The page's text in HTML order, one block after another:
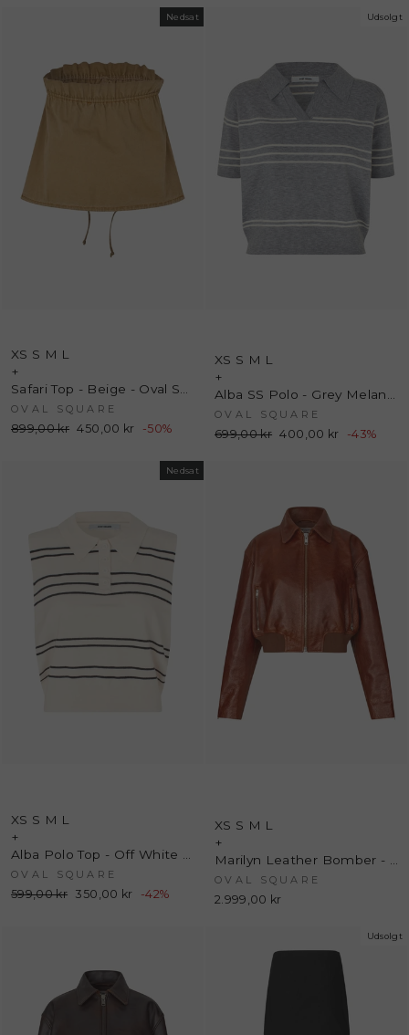
Nedsat
XS S M L
+
OVAL SQUARE
Normalpris
899,00 kr Udsalgspris
450,00 kr -50%
Udsolgt
XS S M L
+
OVAL SQUARE
Normalpris
699,00 kr Udsalgspris
400,00 kr -43%
Nedsat
XS S M L
+
OVAL SQUARE
Normalpris
599,00 kr Udsalgspris
350,00 kr -42%
XS S M L
+
OVAL SQUARE
2.999,00 kr
Udsolgt